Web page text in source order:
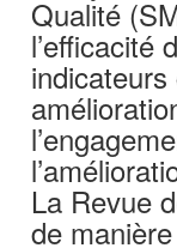
Qualité
l’efficacité
La Revue
de